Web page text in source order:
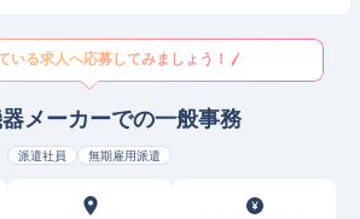
いる求人へ応募してみましょう！
メーカーでの一般事務
派遣社員 無期雇用派遣